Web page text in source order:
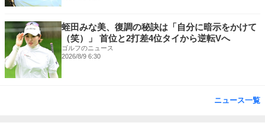
蛭田みな美、復調の秘訣は「自分に暗示をかけて
（笑）」 首位と2打差4位タイから逆転Vへ
ゴルフのニュース
2026/8/9 6:30
ニュース一覧